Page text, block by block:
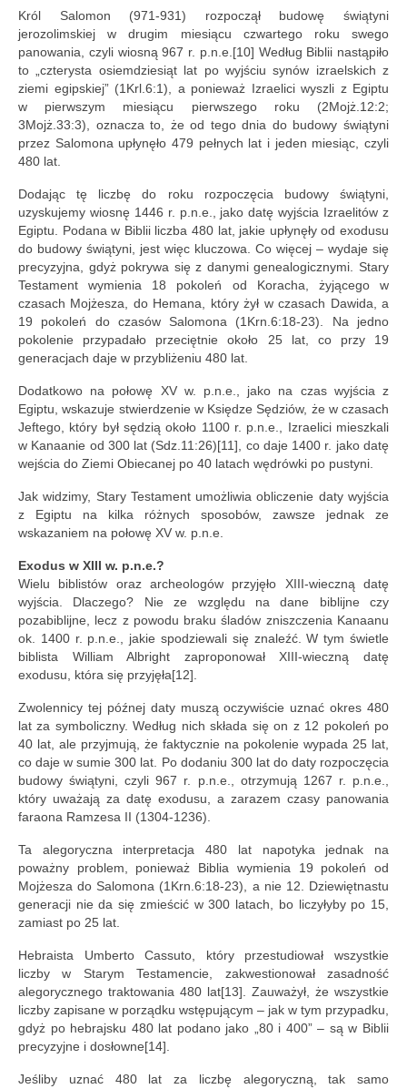
Król Salomon (971-931) rozpoczął budowę świątyni
jerozolimskiej w drugim miesiącu czwartego roku swego
panowania, czyli wiosną 967 r. p.n.e.[10] Według Biblii nastąpiło
to „czterysta osiemdziesiąt lat po wyjściu synów izraelskich z
ziemi egipskiej” (1Krl.6:1), a ponieważ Izraelici wyszli z Egiptu
w pierwszym miesiącu pierwszego roku (2Mojż.12:2;
3Mojż.33:3), oznacza to, że od tego dnia do budowy świątyni
przez Salomona upłynęło 479 pełnych lat i jeden miesiąc, czyli
480 lat.
Dodając tę liczbę do roku rozpoczęcia budowy świątyni,
uzyskujemy wiosnę 1446 r. p.n.e., jako datę wyjścia Izraelitów z
Egiptu. Podana w Biblii liczba 480 lat, jakie upłynęły od exodusu
do budowy świątyni, jest więc kluczowa. Co więcej – wydaje się
precyzyjna, gdyż pokrywa się z danymi genealogicznymi. Stary
Testament wymienia 18 pokoleń od Koracha, żyjącego w
czasach Mojżesza, do Hemana, który żył w czasach Dawida, a
19 pokoleń do czasów Salomona (1Krn.6:18-23). Na jedno
pokolenie przypadało przeciętnie około 25 lat, co przy 19
generacjach daje w przybliżeniu 480 lat.
Dodatkowo na połowę XV w. p.n.e., jako na czas wyjścia z
Egiptu, wskazuje stwierdzenie w Księdze Sędziów, że w czasach
Jeftego, który był sędzią około 1100 r. p.n.e., Izraelici mieszkali
w Kanaanie od 300 lat (Sdz.11:26)[11], co daje 1400 r. jako datę
wejścia do Ziemi Obiecanej po 40 latach wędrówki po pustyni.
Jak widzimy, Stary Testament umożliwia obliczenie daty wyjścia
z Egiptu na kilka różnych sposobów, zawsze jednak ze
wskazaniem na połowę XV w. p.n.e.
Exodus w XIII w. p.n.e.?
Wielu biblistów oraz archeologów przyjęło XIII-wieczną datę
wyjścia. Dlaczego? Nie ze względu na dane biblijne czy
pozabiblijne, lecz z powodu braku śladów zniszczenia Kanaanu
ok. 1400 r. p.n.e., jakie spodziewali się znaleźć. W tym świetle
biblista William Albright zaproponował XIII-wieczną datę
exodusu, która się przyjęła[12].
Zwolennicy tej późnej daty muszą oczywiście uznać okres 480
lat za symboliczny. Według nich składa się on z 12 pokoleń po
40 lat, ale przyjmują, że faktycznie na pokolenie wypada 25 lat,
co daje w sumie 300 lat. Po dodaniu 300 lat do daty rozpoczęcia
budowy świątyni, czyli 967 r. p.n.e., otrzymują 1267 r. p.n.e.,
który uważają za datę exodusu, a zarazem czasy panowania
faraona Ramzesa II (1304-1236).
Ta alegoryczna interpretacja 480 lat napotyka jednak na
poważny problem, ponieważ Biblia wymienia 19 pokoleń od
Mojżesza do Salomona (1Krn.6:18-23), a nie 12. Dziewiętnastu
generacji nie da się zmieścić w 300 latach, bo liczyłyby po 15,
zamiast po 25 lat.
Hebraista Umberto Cassuto, który przestudiował wszystkie
liczby w Starym Testamencie, zakwestionował zasadność
alegorycznego traktowania 480 lat[13]. Zauważył, że wszystkie
liczby zapisane w porządku wstępującym – jak w tym przypadku,
gdyż po hebrajsku 480 lat podano jako „80 i 400” – są w Biblii
precyzyjne i dosłowne[14].
Jeśliby uznać 480 lat za liczbę alegoryczną, tak samo